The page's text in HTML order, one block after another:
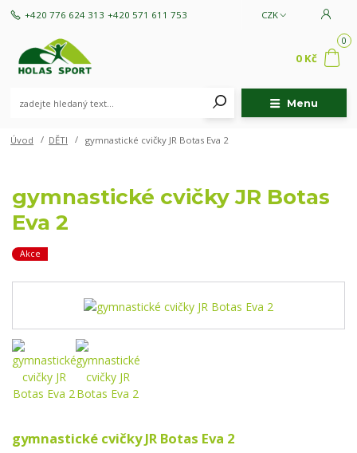
Menu
CZK
+420 776 624 313 +420 571 611 753
0
0 Kč
Úvod DĚTI gymnastické cvičky JR Botas Eva 2
gymnastické cvičky JR Botas
Eva 2
Akce
gymnastické cvičky JR Botas Eva 2